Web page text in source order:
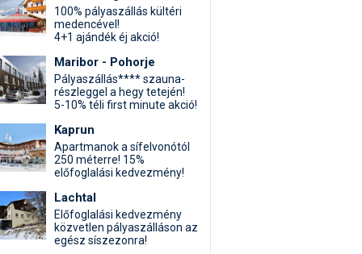
100% pályaszállás kültéri
medencével!
4+1 ajándék éj akció!
Maribor - Pohorje
Pályaszállás**** szauna-
részleggel a hegy tetején!
5-10% téli first minute akció!
Kaprun
Apartmanok a sífelvonótól
250 méterre! 15%
előfoglalási kedvezmény!
Lachtal
Előfoglalási kedvezmény
közvetlen pályaszálláson az
egész síszezonra!